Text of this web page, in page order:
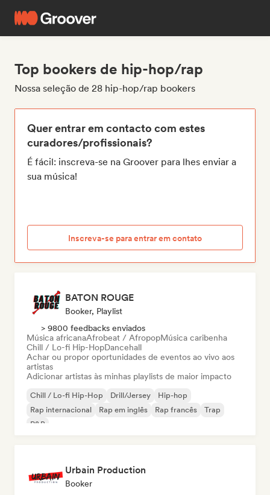
Top bookers de hip-hop/rap
Nossa seleção de 28 hip-hop/rap bookers
Quer entrar em contacto com estes
curadores/profissionais?
É fácil: inscreva-se na Groover para lhes enviar a
sua música!
Inscreva-se para entrar em contato
BATON ROUGE
Booker, Playlist
> 9800 feedbacks enviados
Música africanaAfrobeat / AfropopMúsica caribenha
Chill / Lo-fi Hip-HopDancehall
Achar ou propor oportunidades de eventos ao vivo aos
artistas
Adicionar artistas às minhas playlists de maior impacto
Chill / Lo-fi Hip-Hop Drill/Jersey
Hip-hop
Rap internacional
Rap em inglês Rap francês
Trap
R&B
Urbain Production
Booker